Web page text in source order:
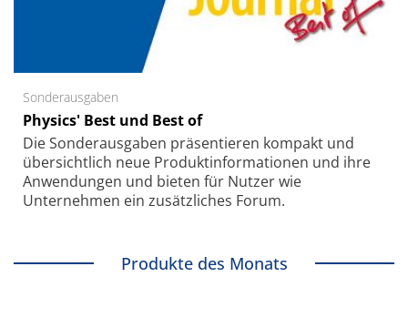
Sonderausgaben
Physics' Best und Best of
Die Sonder­ausgaben präsentieren kompakt und
übersichtlich neue Produkt­informationen und ihre
Anwendungen und bieten für Nutzer wie
Unternehmen ein zusätzliches Forum.
Produkte des Monats